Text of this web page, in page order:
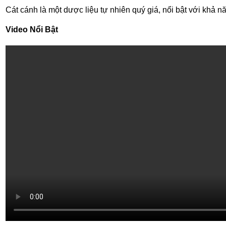
Cát cánh là một dược liệu tự nhiên quý giá, nổi bật với khả
Video Nổi Bật